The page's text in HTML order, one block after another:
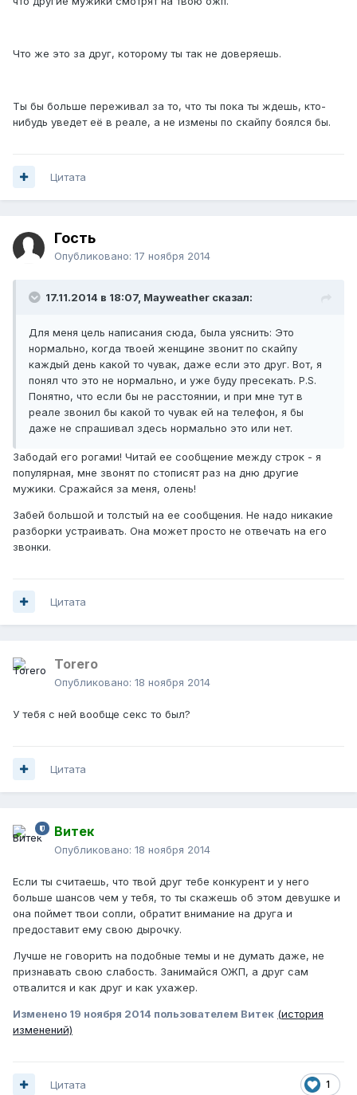
Что же это за друг, которому ты так не доверяешь.
Ты бы больше переживал за то, что ты пока ты ждешь, кто-
нибудь уведет её в реале, а не измены по скайпу боялся бы.
Цитата
Гость
Опубликовано: 17 ноября 2014
17.11.2014 в 18:07, Mayweather сказал:
Для меня цель написания сюда, была уяснить: Это
нормально, когда твоей женщине звонит по скайпу
каждый день какой то чувак, даже если это друг. Вот, я
понял что это не нормально, и уже буду пресекать. P.S.
Понятно, что если бы не расстоянии, и при мне тут в
реале звонил бы какой то чувак ей на телефон, я бы
даже не спрашивал здесь нормально это или нет.
Забодай его рогами! Читай ее сообщение между строк - я
популярная, мне звонят по стописят раз на дню другие
мужики. Сражайся за меня, олень!
Забей большой и толстый на ее сообщения. Не надо никакие
разборки устраивать. Она может просто не отвечать на его
звонки.
Цитата
Тоrero
Опубликовано: 18 ноября 2014
У тебя с ней вообще секс то был?
Цитата
Витек
Опубликовано: 18 ноября 2014
Если ты считаешь, что твой друг тебе конкурент и у него
больше шансов чем у тебя, то ты скажешь об этом девушке и
она поймет твои сопли, обратит внимание на друга и
предоставит ему свою дырочку.
Лучше не говорить на подобные темы и не думать даже, не
признавать свою слабость. Занимайся ОЖП, а друг сам
отвалится и как друг и как ухажер.
Изменено 19 ноября 2014 пользователем Витек (история
изменений)
1
Цитата